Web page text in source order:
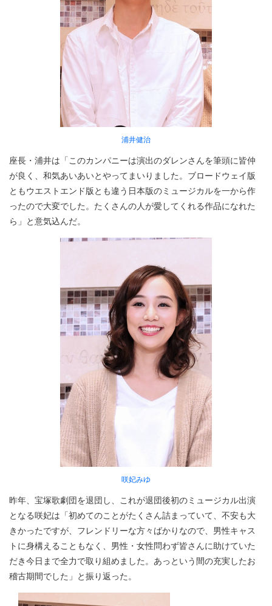
浦井健治
座長・浦井は「このカンパニーは演出のダレンさんを筆頭に皆仲
が良く、和気あいあいとやってまいりました。ブロードウェイ版
ともウエストエンド版とも違う日本版のミュージカルを一から作
ったので大変でした。たくさんの人が愛してくれる作品になれた
ら」と意気込んだ。
咲妃みゆ
昨年、宝塚歌劇団を退団し、これが退団後初のミュージカル出演
となる咲妃は「初めてのことがたくさん詰まっていて、不安も大
きかったですが、フレンドリーな方々ばかりなので、男性キャス
トに身構えることもなく、男性・女性問わず皆さんに助けていた
だき今日まで全力で取り組めました。あっという間の充実したお
稽古期間でした」と振り返った。